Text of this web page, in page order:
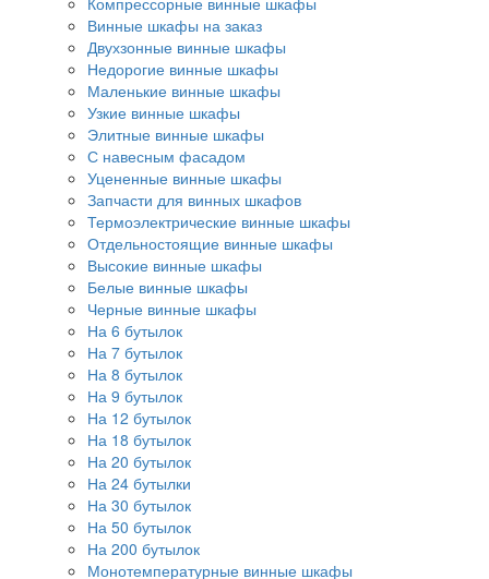
Винные шкафы на заказ
Двухзонные винные шкафы
Недорогие винные шкафы
Маленькие винные шкафы
Узкие винные шкафы
Элитные винные шкафы
С навесным фасадом
Уцененные винные шкафы
Запчасти для винных шкафов
Термоэлектрические винные шкафы
Отдельностоящие винные шкафы
Высокие винные шкафы
Белые винные шкафы
Черные винные шкафы
На 6 бутылок
На 7 бутылок
На 8 бутылок
На 9 бутылок
На 12 бутылок
На 18 бутылок
На 20 бутылок
На 24 бутылки
На 30 бутылок
На 50 бутылок
На 200 бутылок
Монотемпературные винные шкафы